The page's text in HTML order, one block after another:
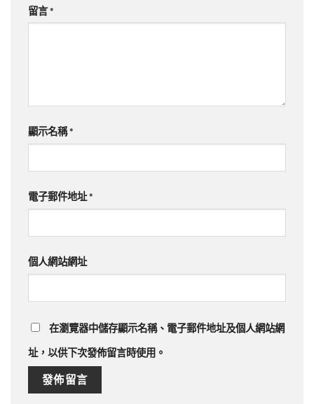
留言*
顯示名稱*
電子郵件地址*
個人網站網址
在瀏覽器中儲存顯示名稱、電子郵件地址及個人網站網
址，以供下次發佈留言時使用。